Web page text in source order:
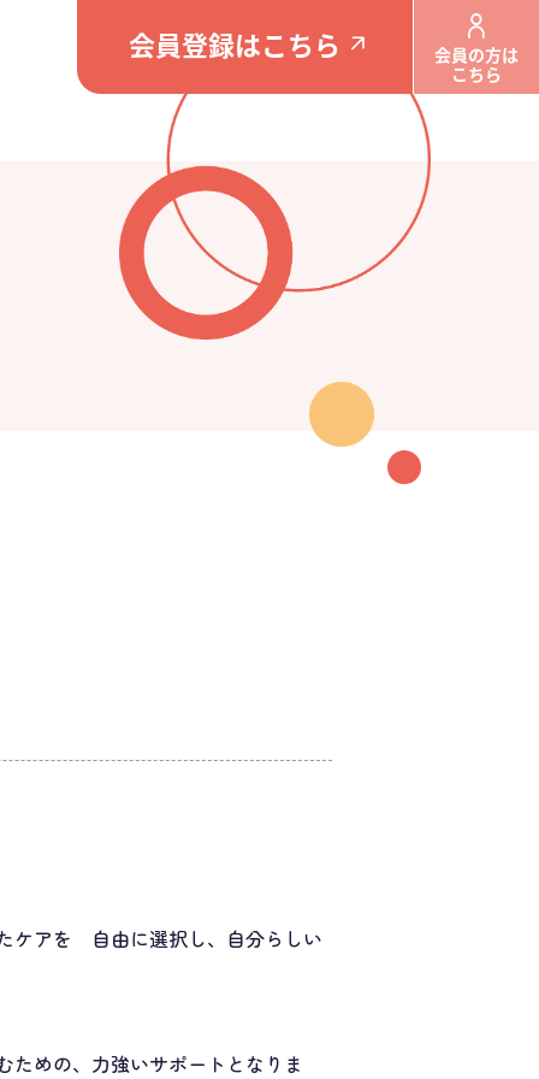
会員登録はこちら
会員の方は
こちら
ケアを 自由に選択し、自分らしい
めの、力強いサポートとなりま